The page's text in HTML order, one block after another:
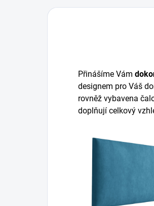
Přinášíme Vám
designem pro Váš
rovněž vybavena
doplňují celkový